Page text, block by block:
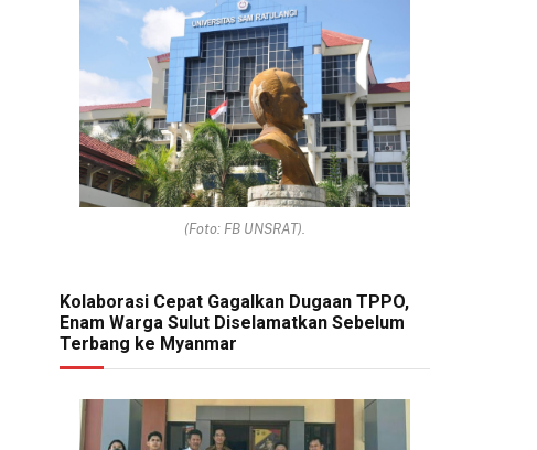
(Foto: FB UNSRAT).
Kolaborasi Cepat Gagalkan Dugaan TPPO,
Enam Warga Sulut Diselamatkan Sebelum
Terbang ke Myanmar